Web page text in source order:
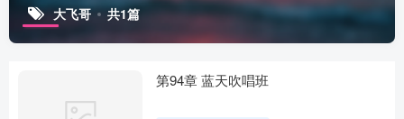
大飞哥 共1篇
第94章 蓝天吹唱班